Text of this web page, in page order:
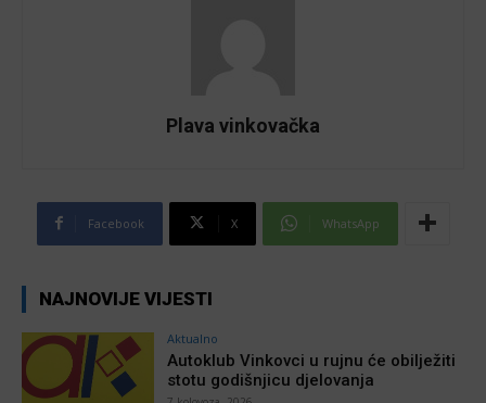
Plava vinkovačka
Facebook X WhatsApp
NAJNOVIJE VIJESTI
Aktualno
Autoklub Vinkovci u rujnu će obilježiti
stotu godišnjicu djelovanja